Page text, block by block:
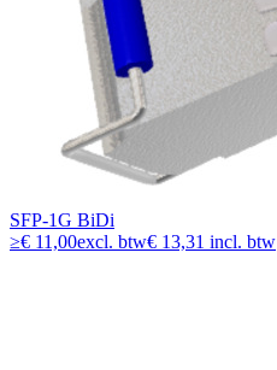
SFP-1G BiDi
≥€ 11,00excl. btw€ 13,31 incl. btw